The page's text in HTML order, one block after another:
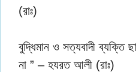
(রাঃ)
বুদ্ধিমান ও সত্যবাদী ব্যক্তি
না ” – হযরত আলী (রাঃ)